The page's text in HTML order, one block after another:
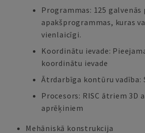
Programmas: 125
apakšprogrammas, kuras
vienlaicīgi.
Koordinātu ievade:
koordinātu ievade
Ātrdarbīga kontūru vadība:
Procesors: RISC ātriem 3D
aprēķiniem
Mehāniskā konstrukcija